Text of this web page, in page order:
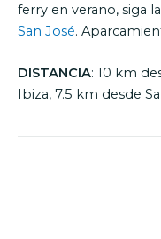
ferry en verano, siga
San José.
DISTANCIA: 10 km
Ibiza, 7.5 km desde